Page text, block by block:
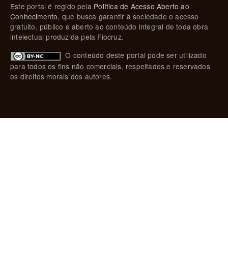
Este portal é regido pela Política de Acesso Aberto ao
Conhecimento, que busca garantir à sociedade o acesso
gratuito, público e aberto ao conteúdo integral de toda obra
intelectual produzida pela Fiocruz.
O conteúdo deste portal pode ser utilizado
para todos os fins não comerciais, respeitados e reservados
os direitos morais dos autores.